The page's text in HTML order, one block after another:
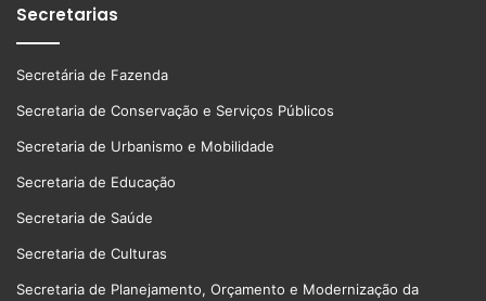
Secretarias
Secretária de Fazenda
Secretaria de Conservação e Serviços Públicos
Secretaria de Urbanismo e Mobilidade
Secretaria de Educação
Secretaria de Saúde
Secretaria de Culturas
Secretaria de Planejamento, Orçamento e Modernização da